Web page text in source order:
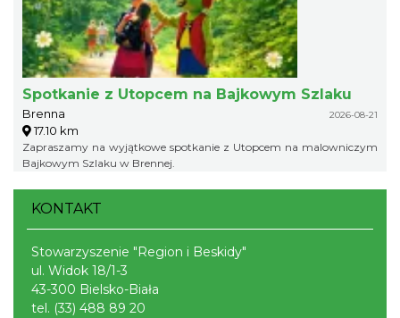
Spotkanie z Utopcem na Bajkowym Szlaku
Brenna 2026-08-21
17.10 km
Zapraszamy na wyjątkowe spotkanie z Utopcem na malowniczym
Bajkowym Szlaku w Brennej.
KONTAKT
Stowarzyszenie "Region i Beskidy"
ul. Widok 18/1-3
43-300 Bielsko-Biała
tel. (33) 488 89 20